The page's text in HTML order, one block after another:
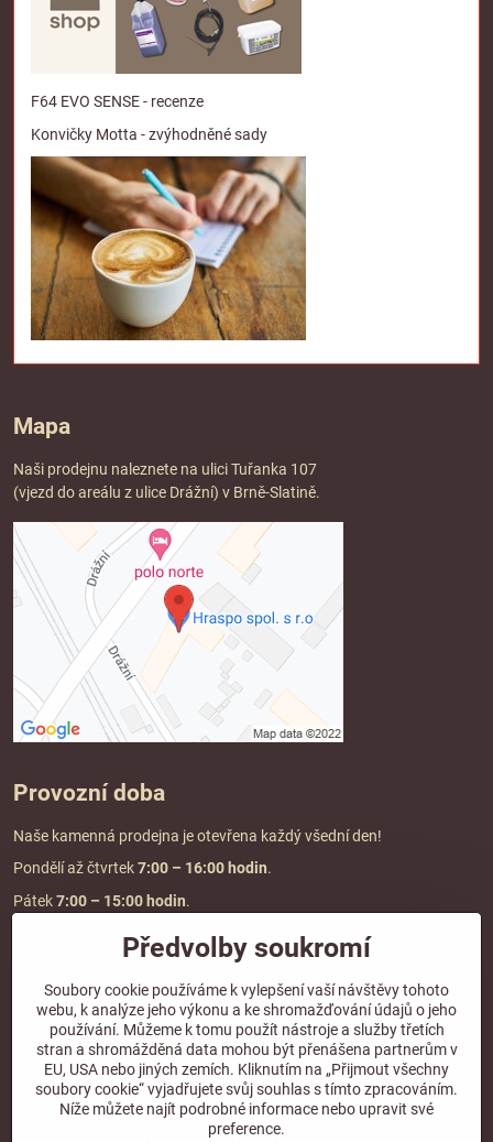
F64 EVO SENSE - recenze
Konvičky Motta - zvýhodněné sady
Mapa
Naši prodejnu naleznete na ulici Tuřanka 107
(vjezd do areálu z ulice Drážní) v Brně-Slatině.
Provozní doba
Naše kamenná prodejna je otevřena každý všední den!
Pondělí až čtvrtek7:00 – 16:00 hodin.
Pátek7:00 – 15:00 hodin.
Doprava a platba
DOPRAVA ZDARMA
při objednávce nad2000 Kč vč. DPH.
*Nevztahuje se na paletovou přepravu.
Předvolby soukromí
Soubory cookie používáme k vylepšení vaší návštěvy tohoto
webu, k analýze jeho výkonu a ke shromažďování údajů o jeho
používání. Můžeme k tomu použít nástroje a služby třetích
stran a shromážděná data mohou být přenášena partnerům v
EU, USA nebo jiných zemích. Kliknutím na „Přijmout všechny
soubory cookie“ vyjadřujete svůj souhlas s tímto zpracováním.
Níže můžete najít podrobné informace nebo upravit své
preference.